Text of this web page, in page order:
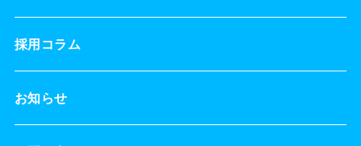
採用コラム
お知らせ